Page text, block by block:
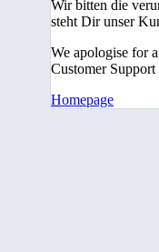
Wir bitten die
steht Dir unser
We apologise for
Customer
Homepage